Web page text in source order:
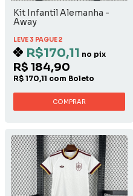
Kit Infantil Alemanha -
Away
LEVE 3 PAGUE 2
R$170,11 no pix
R$ 184,90
R$ 170,11 com Boleto
COMPRAR